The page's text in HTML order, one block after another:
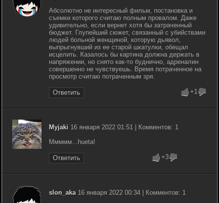
Абсолютно не интересный фильм, постановка и
съемки которого считаю полным провалом. Даже
удивительно, если вернет хотя бы затраченный
бюджет. Глупейший сюжет, связанный с убийствами
людей больной женщиной, которую дьявол,
выпрыгнувший из ее старой шкатулки, обещал
исцелить. Казалось бы картина должна держать в
напряжении, но снято как-то буднично, адреналин
совершенно не чувствуешь. Время потраченное на
просмотр считаю потраченным зря.
Ответить +1
Myjaki 16 января 2022 01:51 | Комментов: 1
Ммммм...hueta!
Ответить +3
slon_aka16 января 2022 00:34 | Комментов: 1